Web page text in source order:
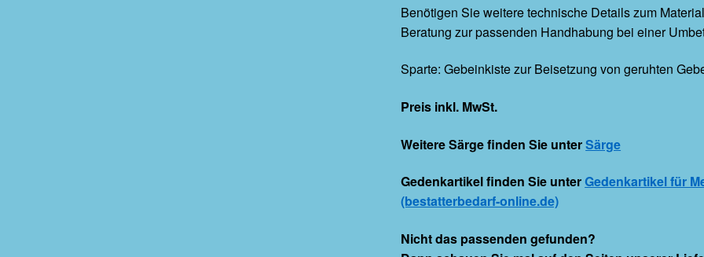
Benötigen Sie weitere technische Details zum
Beratung zur passenden Handhabung bei einer
Sparte: Gebeinkiste zur Beisetzung von geruhten
Preis inkl. MwSt.
Weitere Särge finden Sie unterSärge
Gedenkartikelfinden Sie unterGedenkartikel für
(bestatterbedarf-online.de)
Nicht das passenden gefunden?